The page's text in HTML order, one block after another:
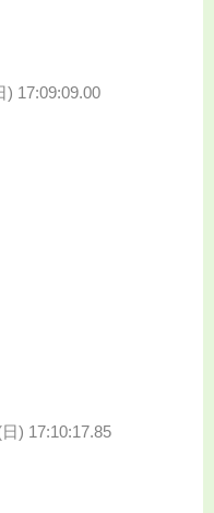
) 17:09:09.00
) 17:10:17.85